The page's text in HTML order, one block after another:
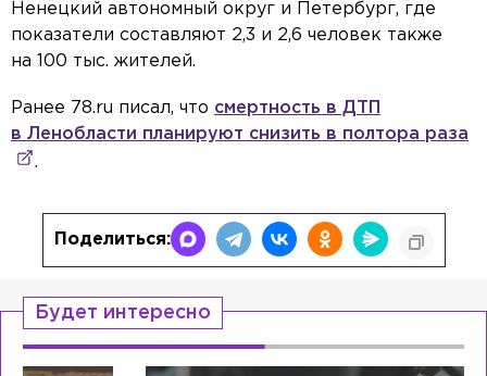
Ненецкий автономный округ и Петербург, где
показатели составляют 2,3 и 2,6 человек также
на 100 тыс. жителей.
Ранее 78.ru писал, что смертность в ДТП
в Ленобласти планируют снизить в полтора раза
.
Поделиться:
Будет интересно